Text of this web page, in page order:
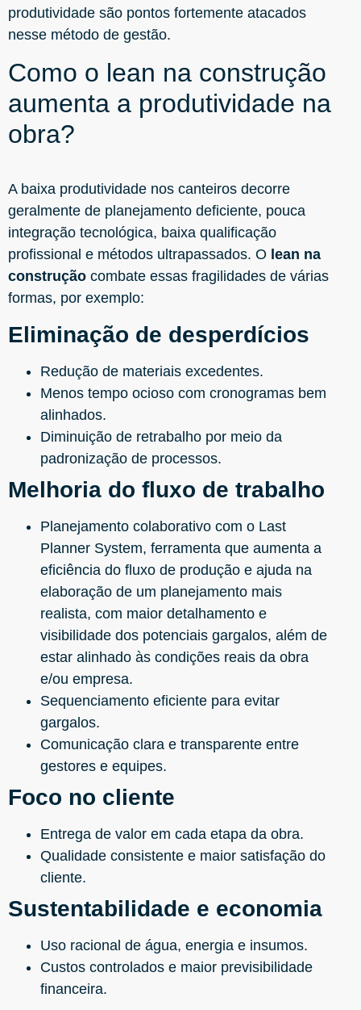
produtividade são pontos fortemente atacados
nesse método de gestão.
Como o lean na construção
aumenta a produtividade na
obra?
A baixa produtividade nos canteiros decorre
geralmente de planejamento deficiente, pouca
integração tecnológica, baixa qualificação
profissional e métodos ultrapassados. O lean na
construção combate essas fragilidades de várias
formas, por exemplo:
Eliminação de desperdícios
Redução de materiais excedentes.
Menos tempo ocioso com cronogramas bem
alinhados.
Diminuição de retrabalho por meio da
padronização de processos.
Melhoria do fluxo de trabalho
Planejamento colaborativo com o Last
Planner System, ferramenta que aumenta a
eficiência do fluxo de produção e ajuda na
elaboração de um planejamento mais
realista, com maior detalhamento e
visibilidade dos potenciais gargalos, além de
estar alinhado às condições reais da obra
e/ou empresa.
Sequenciamento eficiente para evitar
gargalos.
Comunicação clara e transparente entre
gestores e equipes.
Foco no cliente
Entrega de valor em cada etapa da obra.
Qualidade consistente e maior satisfação do
cliente.
Sustentabilidade e economia
Uso racional de água, energia e insumos.
Custos controlados e maior previsibilidade
financeira.